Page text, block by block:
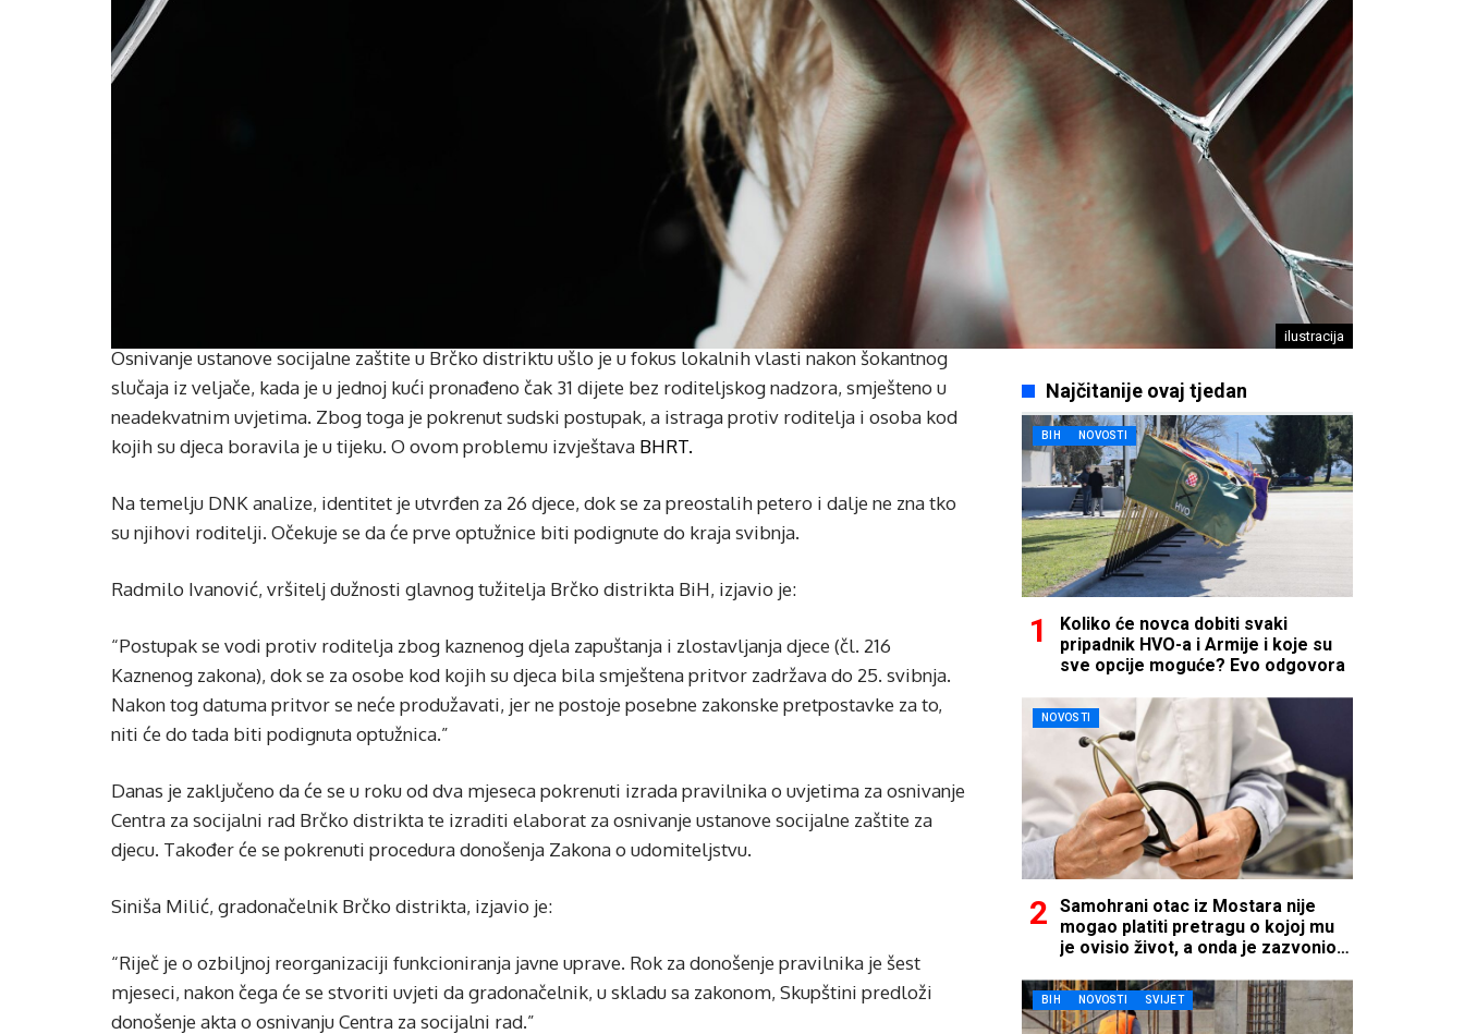
ilustracija
Osnivanje ustanove socijalne zaštite u Brčko distriktu ušlo je u fokus lokalnih vlasti nakon šokantnog
slučaja iz veljače, kada je u jednoj kući pronađeno čak 31 dijete bez roditeljskog nadzora, smješteno u
neadekvatnim uvjetima. Zbog toga je pokrenut sudski postupak, a istraga protiv roditelja i osoba kod
kojih su djeca boravila je u tijeku. O ovom problemu izvještava BHRT.
Na temelju DNK analize, identitet je utvrđen za 26 djece, dok se za preostalih petero i dalje ne zna tko
su njihovi roditelji. Očekuje se da će prve optužnice biti podignute do kraja svibnja.
Radmilo Ivanović, vršitelj dužnosti glavnog tužitelja Brčko distrikta BiH, izjavio je:
“Postupak se vodi protiv roditelja zbog kaznenog djela zapuštanja i zlostavljanja djece (čl. 216
Kaznenog zakona), dok se za osobe kod kojih su djeca bila smještena pritvor zadržava do 25. svibnja.
Nakon tog datuma pritvor se neće produžavati, jer ne postoje posebne zakonske pretpostavke za to,
niti će do tada biti podignuta optužnica.”
Danas je zaključeno da će se u roku od dva mjeseca pokrenuti izrada pravilnika o uvjetima za osnivanje
Centra za socijalni rad Brčko distrikta te izraditi elaborat za osnivanje ustanove socijalne zaštite za
djecu. Također će se pokrenuti procedura donošenja Zakona o udomiteljstvu.
Siniša Milić, gradonačelnik Brčko distrikta, izjavio je:
“Riječ je o ozbiljnoj reorganizaciji funkcioniranja javne uprave. Rok za donošenje pravilnika je šest
mjeseci, nakon čega će se stvoriti uvjeti da gradonačelnik, u skladu sa zakonom, Skupštini predloži
donošenje akta o osnivanju Centra za socijalni rad.”
Najčitanije ovaj tjedan
BIH NOVOSTI
Koliko će novca dobiti svaki
pripadnik HVO-a i Armije i koje su
sve opcije moguće? Evo odgovora
NOVOSTI
Samohrani otac iz Mostara nije
mogao platiti pretragu o kojoj mu
je ovisio život, a onda je zazvonio
BIH NOVOSTI SVIJET